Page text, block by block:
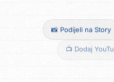
📸 Podijeli na Story
📺 Dodaj